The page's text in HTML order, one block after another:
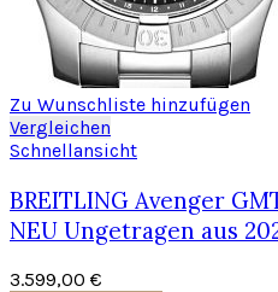
Zu Wunschliste hinzufügen
Vergleichen
Schnellansicht
BREITLING Avenger
NEU Ungetragen aus
3.599,00 €